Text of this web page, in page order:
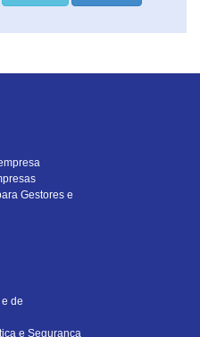
Gestores e
de
e Segurança